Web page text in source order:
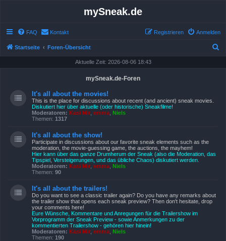
mySneak.de
FAQ Kontakt Anmelden
Registrieren
Startseite Foren-Übersicht
Aktuelle Zeit: 2026-08-06 18:43
mySneak.de-Foren
It's all about the movies!
This is the place for discussions about recent (and ancient) sneak movies.
Diskutiert hier über aktuelle (oder historische) Sneakfilme!
Moderatoren: Kasi Mir emma Niels
Themen: 1317
It's all about the show!
Participate in discussions about our favorite sneak elements such as the
moderation, the movie-guessing game, the auctions, the mayhem!
Hier kann über das ganze Drumherum der Sneak (also die Moderation, das
Tipspiel, Versteigerungen, und das übliche Chaos) diskutiert werden.
Moderatoren: Kasi Mir emma Niels
Themen: 90
It's all about the trailers!
Do you want to see a classic trailer again? Do you have any remarks about
the trailer show that opens each sneak preview? Then don't hesitate, drop
your comments here!
Eure Wünsche, Kommentare und Anregungen für die Trailershow im
Vorprogramm der Sneak Preview - sowie Anmerkungen zu der
kommentierten Trailershow - gehören hier hinein!
Moderatoren: Kasi Mir emma Niels
Themen: 190